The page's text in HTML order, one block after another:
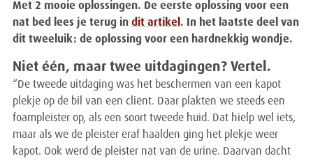
Met 2 mooie oplossingen. De eerste oplossing voor een
nat bed lees je terug in dit artikel. In het laatste deel van
dit tweeluik: de oplossing voor een hardnekkig wondje.
Niet één, maar twee uitdagingen? Vertel.
“De tweede uitdaging was het beschermen van een kapot
plekje op de bil van een cliënt. Daar plakten we steeds een
foampleister op, als een soort tweede huid. Dat hielp wel iets,
maar als we de pleister eraf haalden ging het plekje weer
kapot. Ook werd de pleister nat van de urine. Daarvan dacht